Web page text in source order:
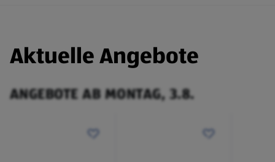
Aktuelle Angebote
ANGEBOTE AB MONTAG, 3.8.